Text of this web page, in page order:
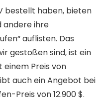
bestellt haben, bieten
andere ihre
auflisten. Das
gestoßen sind, ist ein
Preis von
auch ein Angebot bei
Preis von 12.900 $.